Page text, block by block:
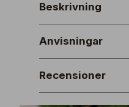
Beskrivning
Anvisningar
Recensioner